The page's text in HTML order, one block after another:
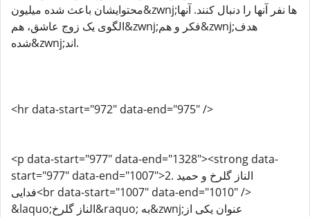
محتوایشان باعث شده میلیون&zwnj;ها نفر آنها را دنبال کنند. آنها
الگوی یک زوج عاشق، هم&zwnj;فکر و هم&zwnj;هدف
شده&zwnj;اند.
<hr data-start="972" data-end="975" />
<p data-start="977" data-end="1328"><strong data-
start="977" data-end="1007">2. الناز گلرخ و حمید
فدایی<br data-start="1007" data-end="1010" />
&laquo;الناز گلرخ&raquo; به&zwnj;عنوان یکی از